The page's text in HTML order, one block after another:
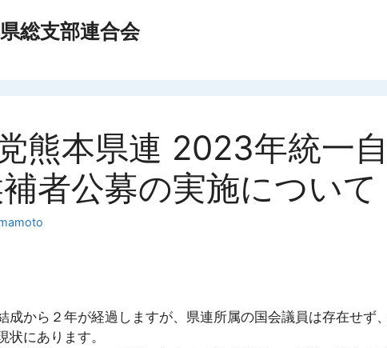
総支部連合会
熊本県連 2023年統一
者公募の実施について
成から２年が経過しますが、県連所属の国会議員は存在せず
状にあります。